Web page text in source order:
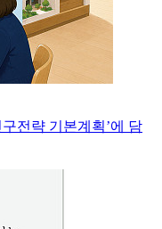
전략 기본계획’에 담